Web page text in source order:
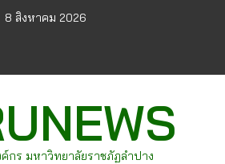
8 สิงหาคม 2026
ค์กร มหาวิทยาลัยราชภัฏลำปาง